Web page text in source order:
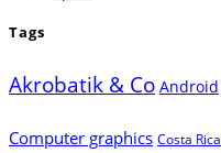
Tags
Akrobatik & Co Android
Computer graphics Costa Rica